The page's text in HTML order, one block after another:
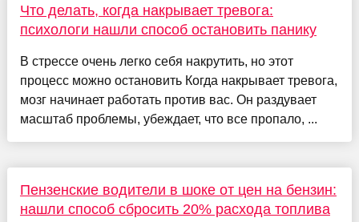
Что делать, когда накрывает тревога:
психологи нашли способ остановить панику
В стрессе очень легко себя накрутить, но этот
процесс можно остановить Когда накрывает тревога,
мозг начинает работать против вас. Он раздувает
масштаб проблемы, убеждает, что все пропало, ...
Пензенские водители в шоке от цен на бензин:
нашли способ сбросить 20% расхода топлива